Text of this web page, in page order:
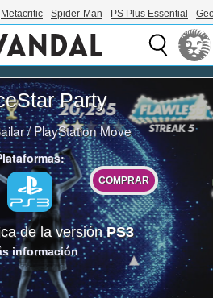
Metacritic Spider-Man PS Plus Essential
Party
/PlayStation Move
COMPRAR
de la versiónPS3
información